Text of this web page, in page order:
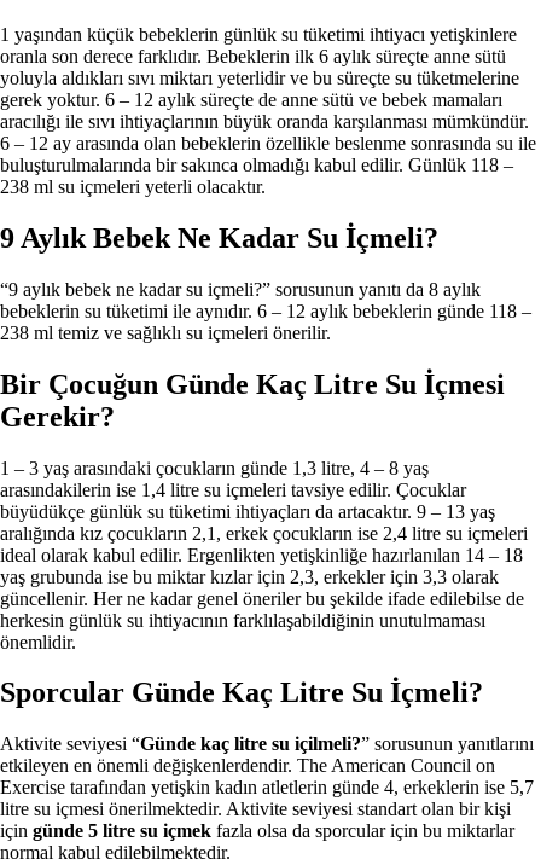
1 yaşından küçük bebeklerin günlük su tüketimi ihtiyacı yetişkinlere
oranla son derece farklıdır. Bebeklerin ilk 6 aylık süreçte anne sütü
yoluyla aldıkları sıvı miktarı yeterlidir ve bu süreçte su tüketmelerine
gerek yoktur. 6 – 12 aylık süreçte de anne sütü ve bebek mamaları
aracılığı ile sıvı ihtiyaçlarının büyük oranda karşılanması mümkündür.
6 – 12 ay arasında olan bebeklerin özellikle beslenme sonrasında su ile
buluşturulmalarında bir sakınca olmadığı kabul edilir. Günlük 118 –
238 ml su içmeleri yeterli olacaktır.
9 Aylık Bebek Ne Kadar Su İçmeli?
“9 aylık bebek ne kadar su içmeli?” sorusunun yanıtı da 8 aylık
bebeklerin su tüketimi ile aynıdır. 6 – 12 aylık bebeklerin günde 118 –
238 ml temiz ve sağlıklı su içmeleri önerilir.
Bir Çocuğun Günde Kaç Litre Su İçmesi
Gerekir?
1 – 3 yaş arasındaki çocukların günde 1,3 litre, 4 – 8 yaş
arasındakilerin ise 1,4 litre su içmeleri tavsiye edilir. Çocuklar
büyüdükçe günlük su tüketimi ihtiyaçları da artacaktır. 9 – 13 yaş
aralığında kız çocukların 2,1, erkek çocukların ise 2,4 litre su içmeleri
ideal olarak kabul edilir. Ergenlikten yetişkinliğe hazırlanılan 14 – 18
yaş grubunda ise bu miktar kızlar için 2,3, erkekler için 3,3 olarak
güncellenir. Her ne kadar genel öneriler bu şekilde ifade edilebilse de
herkesin günlük su ihtiyacının farklılaşabildiğinin unutulmaması
önemlidir.
Sporcular Günde Kaç Litre Su İçmeli?
Aktivite seviyesi “Günde kaç litre su içilmeli?” sorusunun yanıtlarını
etkileyen en önemli değişkenlerdendir. The American Council on
Exercise tarafından yetişkin kadın atletlerin günde 4, erkeklerin ise 5,7
litre su içmesi önerilmektedir. Aktivite seviyesi standart olan bir kişi
için günde 5 litre su içmek fazla olsa da sporcular için bu miktarlar
normal kabul edilebilmektedir.